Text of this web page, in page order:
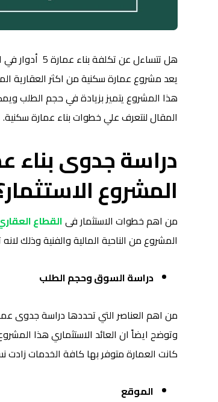
هل تتساءل
يعد مشروع عمارة سكنية من اكثر العقارية
هذا المشروع يتميز بزيادة في حجم الطلب
المقال لنتعرف علي خطوات بناء عمارة سكنية.
دراسة جدوى
المشروع
من اهم خطوات الاستثمار فىالقطاع
المشروع من الناحية المالية والفنية وذلك لانه
دراسة السوق وحجم الطلب
من اهم العناصر التي تحددها دراسة جدوى
كانت العمارة متوفر بها كافة الخدمات زادت
الموقع